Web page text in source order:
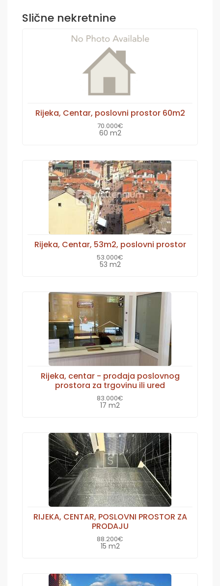
Slične nekretnine
Rijeka, Centar, poslovni prostor 60m2
70.000€
60 m2
Rijeka, Centar, 53m2, poslovni prostor
53.000€
53 m2
Rijeka, centar - prodaja poslovnog
prostora za trgovinu ili ured
83.000€
17 m2
RIJEKA, CENTAR, POSLOVNI PROSTOR ZA
PRODAJU
88.200€
15 m2